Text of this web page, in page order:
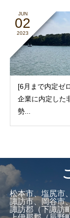
JUN
02
2023
[6月まで内定ゼ
企業に内定した
勢...
松本市、塩尻市
諏訪市、岡谷市
諏訪郡（下諏訪